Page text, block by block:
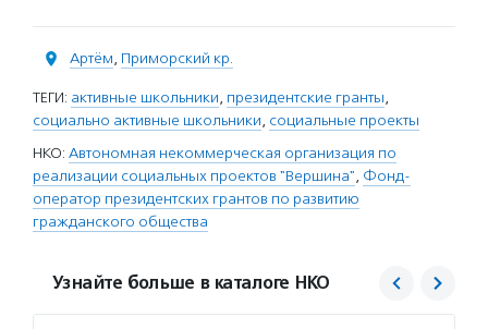
Артём, Приморский кр.
ТЕГИ: активные школьники, президентские гранты,
социально активные школьники, социальные проекты
НКО: Автономная некоммерческая организация по
реализации социальных проектов "Вершина", Фонд-
оператор президентских грантов по развитию
гражданского общества
Узнайте больше в каталоге НКО